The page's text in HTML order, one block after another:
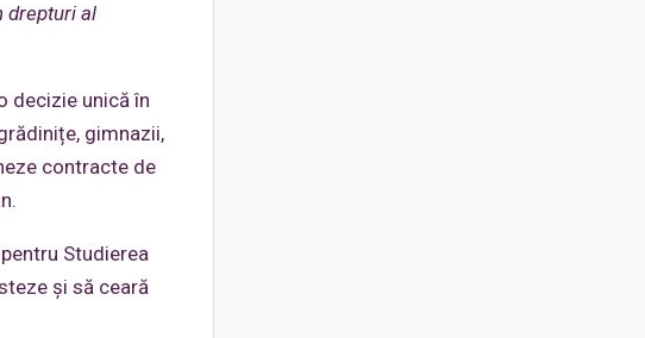
drepturi al
decizie unică în
gimnazii,
contracte de
Studierea
și să ceară